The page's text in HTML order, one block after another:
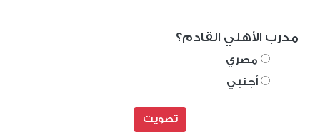
مدرب الأهلي القادم؟
مصري
أجنبي
تصويت